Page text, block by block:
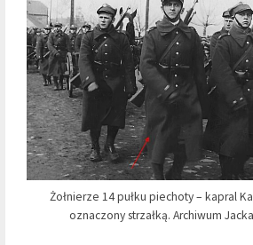
Żołnierze 14 pułku piechoty – kapral
oznaczony strzałką. Archiwum